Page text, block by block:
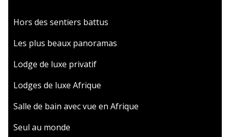
Hors des sentiers battus
Les plus beaux panoramas
Lodge de luxe privatif
Lodges de luxe Afrique
Salle de bain avec vue en Afrique
Seul au monde